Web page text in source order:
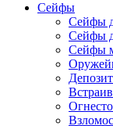
Сейфы
Сейфы
Сейфы
Сейфы